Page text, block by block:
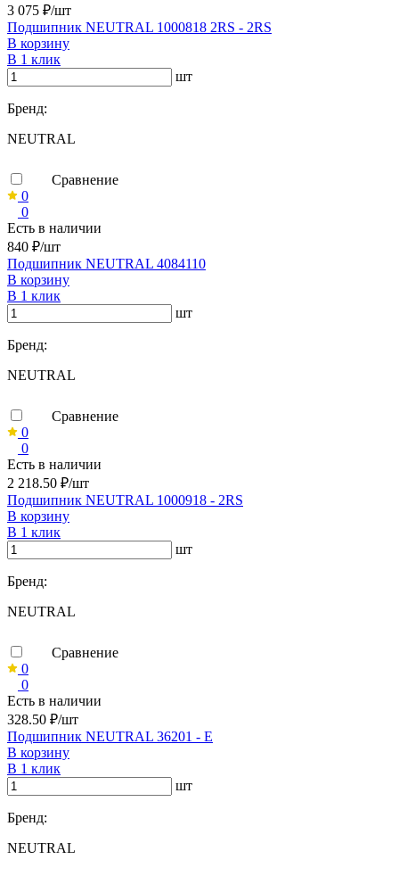
3 075 ₽/шт
Подшипник NEUTRAL 1000818 2RS - 2RS
В корзину
В 1 клик
шт
Бренд:
NEUTRAL
Сравнение
0
0
Есть в наличии
840 ₽/шт
Подшипник NEUTRAL 4084110
В корзину
В 1 клик
шт
Бренд:
NEUTRAL
Сравнение
0
0
Есть в наличии
2 218.50 ₽/шт
Подшипник NEUTRAL 1000918 - 2RS
В корзину
В 1 клик
шт
Бренд:
NEUTRAL
Сравнение
0
0
Есть в наличии
328.50 ₽/шт
Подшипник NEUTRAL 36201 - Е
В корзину
В 1 клик
шт
Бренд:
NEUTRAL